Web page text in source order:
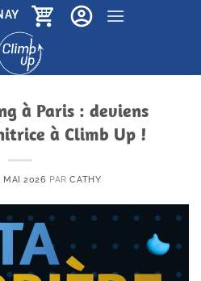
à Paris : deviens
à Climb Up !
MAI 2026 PARCATHY